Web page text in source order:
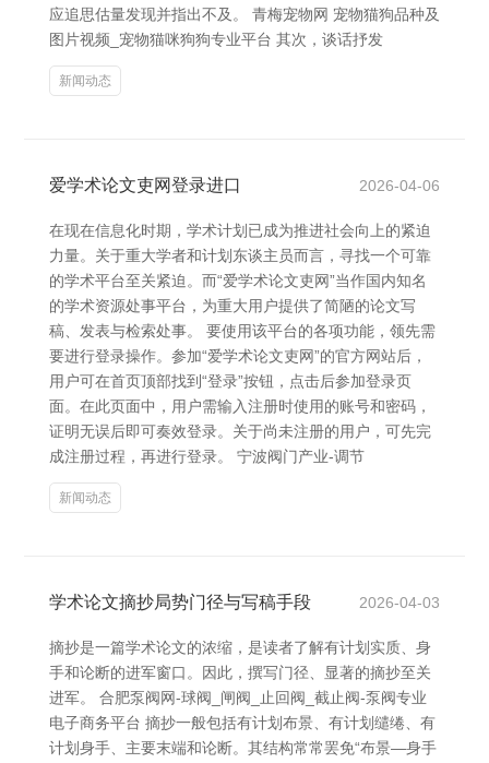
应追思估量发现并指出不及。 青梅宠物网 宠物猫狗品种及
图片视频_宠物猫咪狗狗专业平台 其次，谈话抒发
新闻动态
爱学术论文吏网登录进口 2026-04-06
在现在信息化时期，学术计划已成为推进社会向上的紧迫
力量。关于重大学者和计划东谈主员而言，寻找一个可靠
的学术平台至关紧迫。而“爱学术论文吏网”当作国内知名
的学术资源处事平台，为重大用户提供了简陋的论文写
稿、发表与检索处事。 要使用该平台的各项功能，领先需
要进行登录操作。参加“爱学术论文吏网”的官方网站后，
用户可在首页顶部找到“登录”按钮，点击后参加登录页
面。在此页面中，用户需输入注册时使用的账号和密码，
证明无误后即可奏效登录。关于尚未注册的用户，可先完
成注册过程，再进行登录。 宁波阀门产业-调节
新闻动态
学术论文摘抄局势门径与写稿手段 2026-04-03
摘抄是一篇学术论文的浓缩，是读者了解有计划实质、身
手和论断的进军窗口。因此，撰写门径、显著的摘抄至关
进军。 合肥泵阀网-球阀_闸阀_止回阀_截止阀-泵阀专业
电子商务平台 摘抄一般包括有计划布景、有计划缱绻、有
计划身手、主要末端和论断。其结构常常罢免“布景—身手